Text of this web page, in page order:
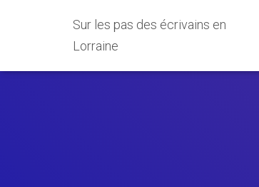
Sur les pas des écrivains en
Lorraine